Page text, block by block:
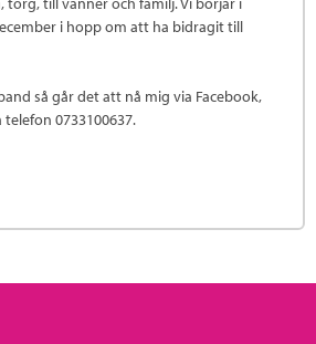
i hopp om att ha bidragit till
så går det att nå mig via Facebook,
telefon 0733100637.